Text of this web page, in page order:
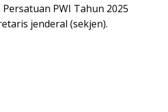
PWI Tahun 2025
jenderal (sekjen).